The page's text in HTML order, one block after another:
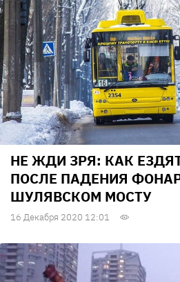
НЕ ЖДИ ЗРЯ: КАК
ПОСЛЕ ПАДЕНИЯ
ШУЛЯВСКОМ МОСТУ
16 Декабря 2020 12:01